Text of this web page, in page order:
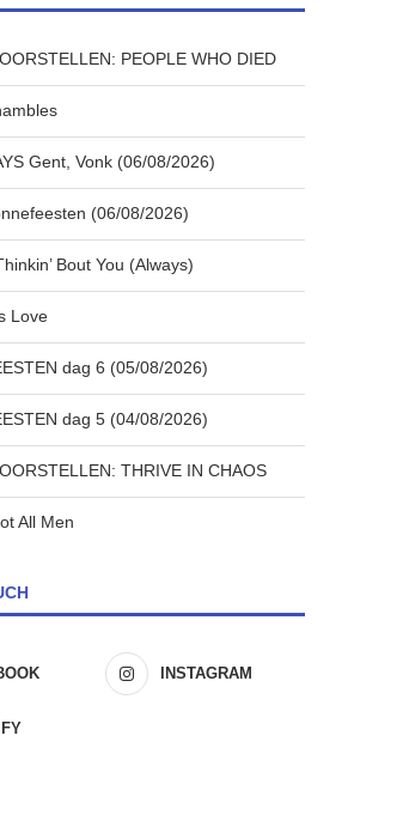
PEOPLE WHO DIED
Gent, Vonk (06/08/2026)
(06/08/2026)
Bout You (Always)
Love
dag 6 (05/08/2026)
dag 5 (04/08/2026)
THRIVE IN CHAOS
All Men
INSTAGRAM